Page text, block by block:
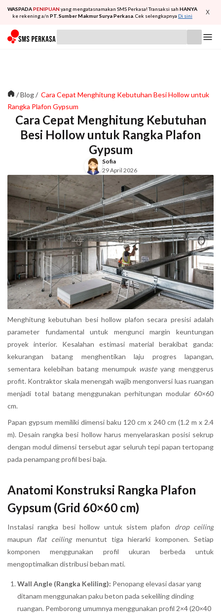
WASPADAPENIPUAN yang mengatasnamakan SMS Perkasa! Transaksi sah HANYA
ke rekening a/n PT. Sumber Makmur Surya Perkasa . Cek selengkapnya Di sini X
/Blog/ Cara Cepat Menghitung Kebutuhan Besi Hollow untuk
Rangka Plafon Gypsum
Cara Cepat Menghitung Kebutuhan
Besi Hollow untuk Rangka Plafon
Gypsum
Sofia
29 April 2026
Menghitung kebutuhan besi hollow plafon secara presisi adalah
parameter fundamental untuk mengunci margin keuntungan
proyek interior. Kesalahan estimasi material berakibat ganda:
kekurangan batang menghentikan laju progres lapangan,
sementara kelebihan batang menumpuk wasteyang menggerus
profit. Kontraktor skala menengah wajib mengonversi luas ruangan
menjadi total batang menggunakan perhitungan modular 60×60
cm.
Papan gypsum memiliki dimensi baku 120 cm x 240 cm (1.2 m x 2.4
m). Desain rangka besi hollow harus menyelaraskan posisi sekrup
dengan modul dimensi tersebut agar seluruh tepi papan tertopang
pada penampang profil besi baja.
Anatomi Konstruksi Rangka Plafon
Gypsum (Grid 60×60 cm)
Instalasi rangka besi hollow untuk sistem plafon drop ceiling
maupun flat ceilingmenuntut tiga hierarki komponen. Setiap
komponen menggunakan profil ukuran berbeda untuk
mengoptimalkan distribusi beban mati.
Wall Angle (Rangka Keliling): Penopang elevasi dasar yang
ditanam menggunakan paku beton pada sekeliling dinding
ruangan. Pemborong umumnya menggunakan profil 2×4 (20×40